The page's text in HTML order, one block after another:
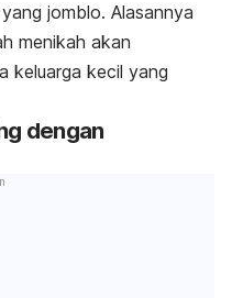
jomblo. Alasannya
menikah akan
keluarga kecil yang
dengan